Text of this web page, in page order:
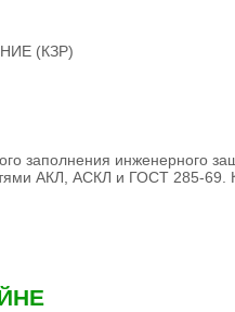
(КЗР)
заполнения инженерного
АКЛ, АСКЛ и ГОСТ 285-69.